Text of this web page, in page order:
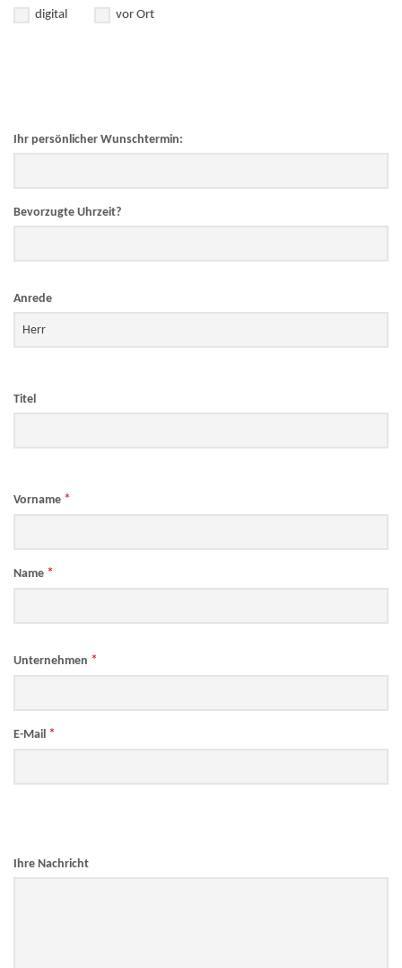
digital vor Ort
Ihr persönlicher Wunschtermin:
Bevorzugte Uhrzeit?
Anrede
Titel
Vorname *
Name *
Unternehmen *
E-Mail *
Ihre Nachricht